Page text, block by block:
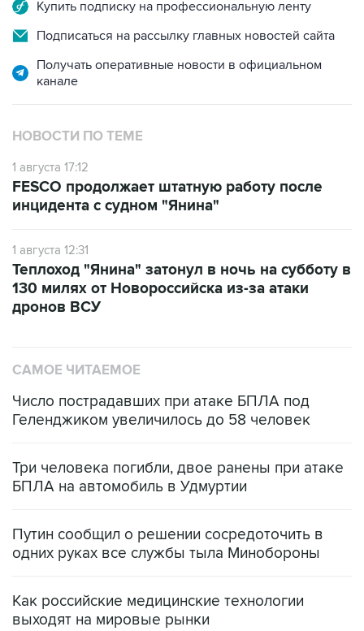
Купить подписку на профессиональную ленту
Подписаться на рассылку главных новостей сайта
Получать оперативные новости в официальном
канале
НОВОСТИ ПО ТЕМЕ
1 августа 17:12
FESCO продолжает штатную работу после
инцидента с судном "Янина"
1 августа 12:31
Теплоход "Янина" затонул в ночь на субботу в
130 милях от Новороссийска из-за атаки
дронов ВСУ
САМОЕ ЧИТАЕМОЕ
Число пострадавших при атаке БПЛА под
Геленджиком увеличилось до 58 человек
Три человека погибли, двое ранены при атаке
БПЛА на автомобиль в Удмуртии
Путин сообщил о решении сосредоточить в
одних руках все службы тыла Минобороны
Как российские медицинские технологии
выходят на мировые рынки